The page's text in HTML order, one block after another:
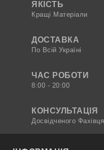
ЯКІСТЬ
Кращі Матеріали
ДОСТАВКА
По Всій Україні
ЧАС РОБОТИ
8:00 - 20:00
КОНСУЛЬТАЦІЯ
Досвідченого Фахівця